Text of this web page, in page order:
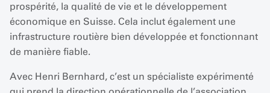
prospérité, la qualité de vie et le développement
économique en Suisse. Cela inclut également une
infrastructure routière bien développée et fonctionnant
de manière fiable.
Avec Henri Bernhard, c’est un spécialiste expérimenté